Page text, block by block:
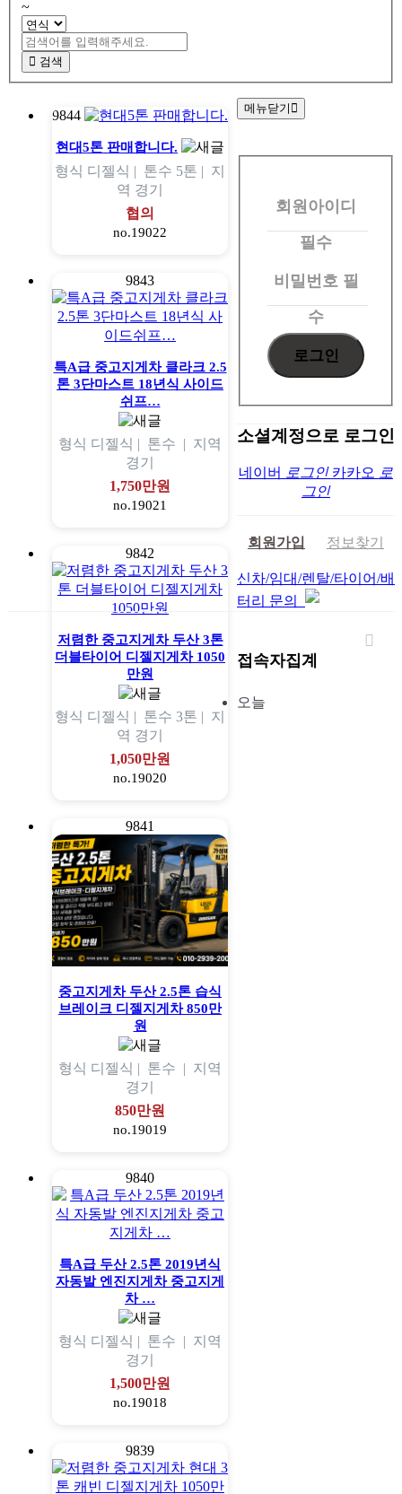
~
검색
9844
현대5톤 판매합니다.
형식 디젤식 | 톤수 5톤 | 지
역 경기
협의
no.19022
9843
특A급 중고지게차 클라크 2.5
톤 3단마스트 18년식 사이드
쉬프…
형식 디젤식 | 톤수 | 지역
경기
1,750만원
no.19021
9842
저렴한 중고지게차 두산 3톤
더블타이어 디젤지게차 1050
만원
형식 디젤식 | 톤수 3톤 | 지
역 경기
1,050만원
no.19020
9841
중고지게차 두산 2.5톤 습식
브레이크 디젤지게차 850만
원
형식 디젤식 | 톤수 | 지역
경기
850만원
no.19019
9840
특A급 두산 2.5톤 2019년식
자동발 엔진지게차 중고지게
차 …
형식 디젤식 | 톤수 | 지역
경기
1,500만원
no.19018
9839
메뉴닫기
회
회원아이디
필수
비밀번호 필
수
소셜계정으로 로그인
네이버 로그인 카카오 로
그인
회원가입 정보찾기
신차/임대/렌탈/타이어/배
터리 문의
접속자집계
오늘